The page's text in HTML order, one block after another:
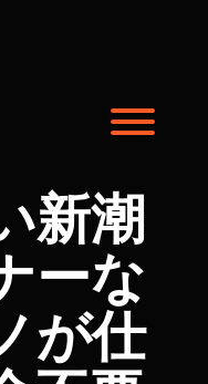
新潮
ーな
が仕